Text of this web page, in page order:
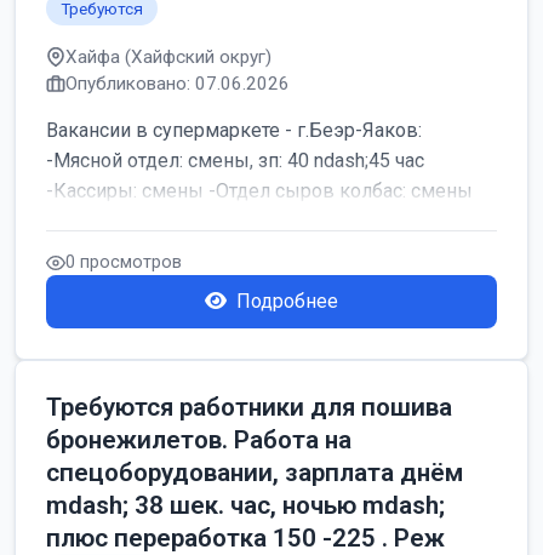
Требуются
Хайфа (Хайфский округ)
Опубликовано: 07.06.2026
Вакансии в супермаркете - г.Беэр-Яаков:
-Мясной отдел: смены, зп: 40 ndash;45 час
-Кассиры: смены -Отдел сыров колбас: смены
0 просмотров
Подробнее
Требуются работники для пошива
бронежилетов. Работа на
спецоборудовании, зарплата днём
mdash; 38 шек. час, ночью mdash;
плюс переработка 150 -225 . Реж